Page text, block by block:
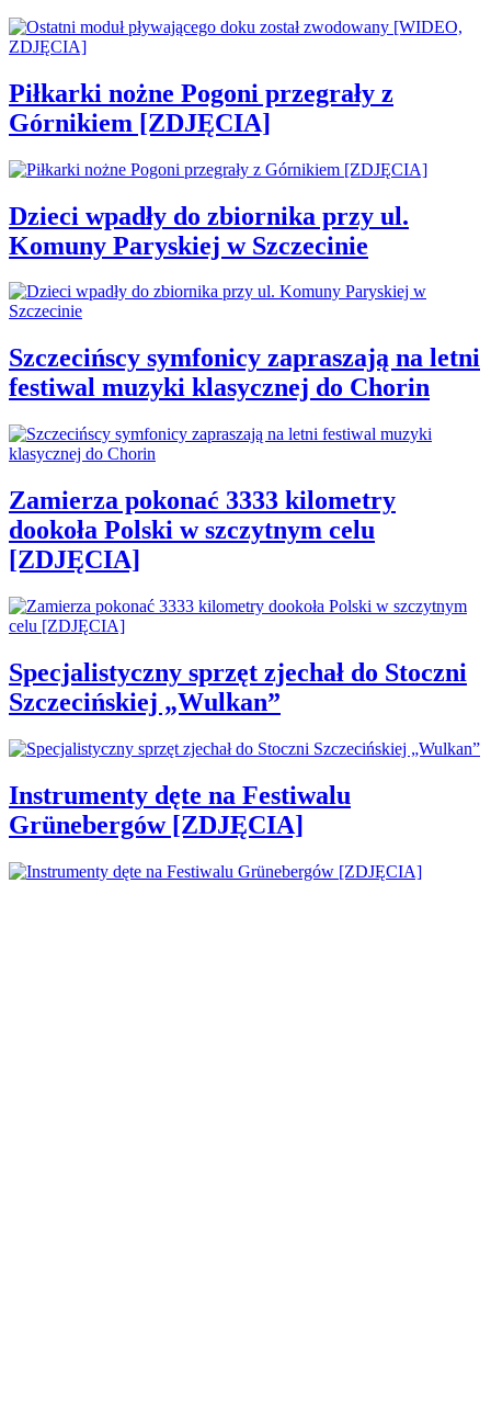
Piłkarki nożne Pogoni przegrały z
Górnikiem [ZDJĘCIA]
Dzieci wpadły do zbiornika przy ul.
Komuny Paryskiej w Szczecinie
Szczecińscy symfonicy zapraszają na letni
festiwal muzyki klasycznej do Chorin
Zamierza pokonać 3333 kilometry
dookoła Polski w szczytnym celu
[ZDJĘCIA]
Specjalistyczny sprzęt zjechał do Stoczni
Szczecińskiej „Wulkan”
Instrumenty dęte na Festiwalu
Grünebergów [ZDJĘCIA]